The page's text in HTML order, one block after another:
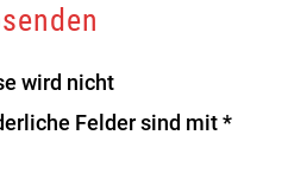
wird nicht
Felder sind mit*